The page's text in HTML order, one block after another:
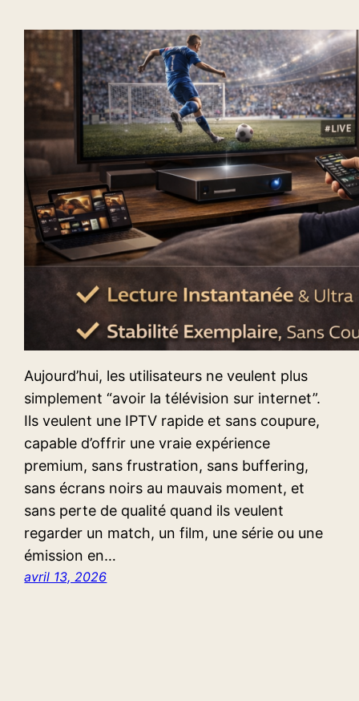
Aujourd’hui, les utilisateurs ne veulent plus
simplement “avoir la télévision sur internet”.
Ils veulent une IPTV rapide et sans coupure,
capable d’offrir une vraie expérience
premium, sans frustration, sans buffering,
sans écrans noirs au mauvais moment, et
sans perte de qualité quand ils veulent
regarder un match, un film, une série ou une
émission en…
avril 13, 2026